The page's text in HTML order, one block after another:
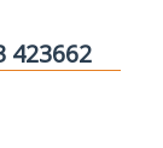
423662